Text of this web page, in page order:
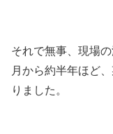
それで無事、現場
月から約半年ほど
りました。